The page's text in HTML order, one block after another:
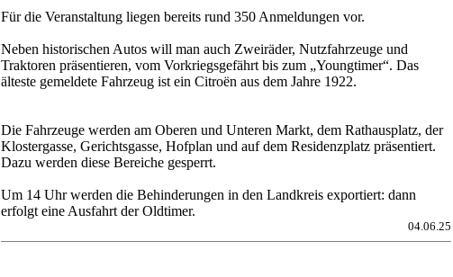
Für die Veranstaltung liegen bereits rund 350 Anmeldungen vor.
Neben historischen Autos will man auch Zweiräder, Nutzfahrzeuge und
Traktoren präsentieren, vom Vorkriegsgefährt bis zum „Youngtimer“. Das
älteste gemeldete Fahrzeug ist ein Citroën aus dem Jahre 1922.
Die Fahrzeuge werden am Oberen und Unteren Markt, dem Rathausplatz, der
Klostergasse, Gerichtsgasse, Hofplan und auf dem Residenzplatz präsentiert.
Dazu werden diese Bereiche gesperrt.
Um 14 Uhr werden die Behinderungen in den Landkreis exportiert: dann
erfolgt eine Ausfahrt der Oldtimer.
04.06.25